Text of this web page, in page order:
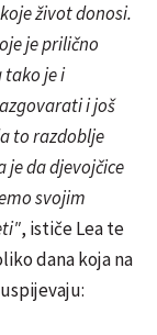
život donosi.
je prilično
tako je i
i još
to razdoblje
je da djevojčice
svojim
, ističe Lea te
dana koja na